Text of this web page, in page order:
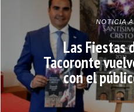
NOTICIA
Las Fiestas
Tacoronte
con el